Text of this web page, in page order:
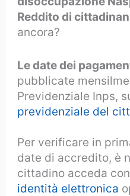
Reddito di
ancora?
Le date dei
pubblicate
Previdenziale Inps,
previdenziale del
Per verificare in
date di accredito, è
cittadino acceda
identità elettronica